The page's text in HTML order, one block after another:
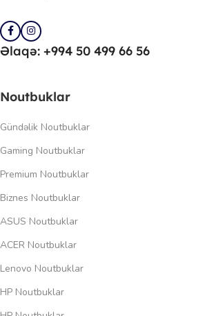
Əlaqə: +994 50 499 66 56
Noutbuklar
Gündəlik Noutbuklar
Gaming Noutbuklar
Premium Noutbuklar
Biznes Noutbuklar
ASUS Noutbuklar
ACER Noutbuklar
Lenovo Noutbuklar
HP Noutbuklar